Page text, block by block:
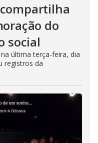
do
social
última terça-feira, dia
registros da